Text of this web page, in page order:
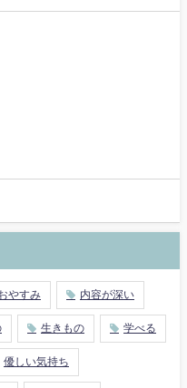
やすみ 内容が深い
生きもの 学べる
優しい気持ち